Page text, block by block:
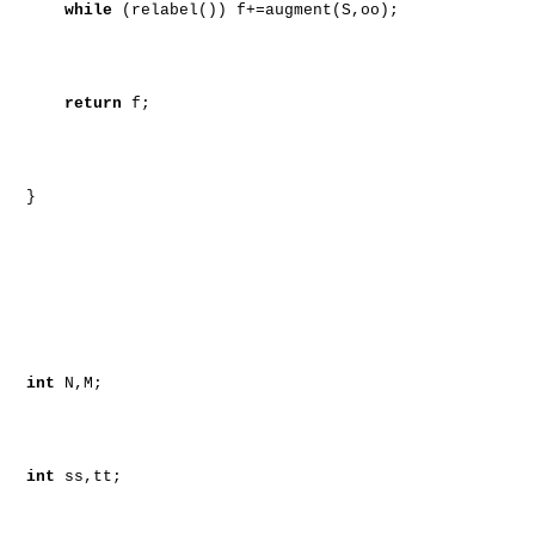
while (relabel()) f+=augment(S,oo);
return f;
}
int N,M;
int ss,tt;